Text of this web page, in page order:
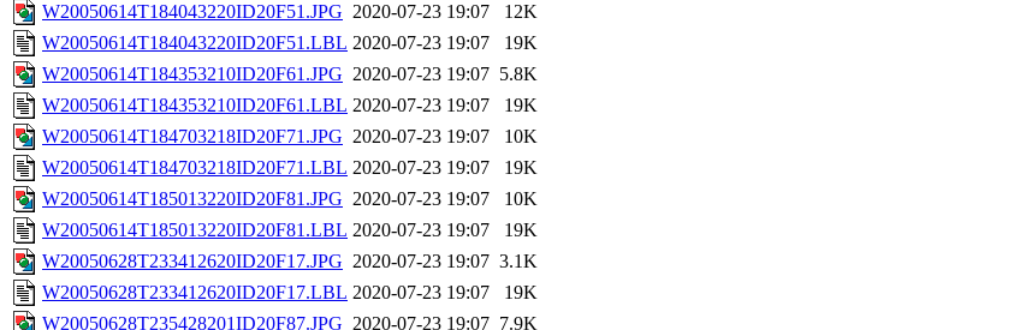
W20050614T184043220ID20F51.JPG 2020-07-23 19:07
12K
W20050614T184043220ID20F51.LBL 2020-07-23 19:07
19K
W20050614T184353210ID20F61.JPG 2020-07-23 19:07 5.8K
W20050614T184353210ID20F61.LBL 2020-07-23 19:07
19K
W20050614T184703218ID20F71.JPG 2020-07-23 19:07
10K
W20050614T184703218ID20F71.LBL 2020-07-23 19:07
19K
W20050614T185013220ID20F81.JPG 2020-07-23 19:07
10K
W20050614T185013220ID20F81.LBL 2020-07-23 19:07
19K
W20050628T233412620ID20F17.JPG 2020-07-23 19:07 3.1K
W20050628T233412620ID20F17.LBL 2020-07-23 19:07
19K
W20050628T235428201ID20F87.JPG 2020-07-23 19:07 7.9K